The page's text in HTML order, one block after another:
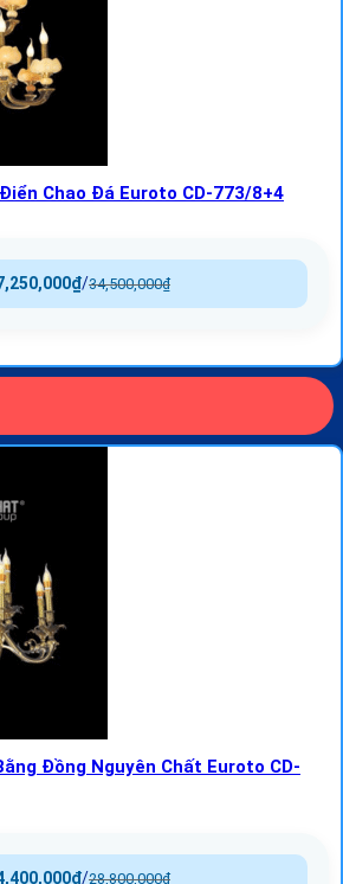
Chao Đá Euroto CD-773/8+4
34,500,000₫
/
₫
Đồng Nguyên Chất Euroto CD-
28,800,000₫
/
₫